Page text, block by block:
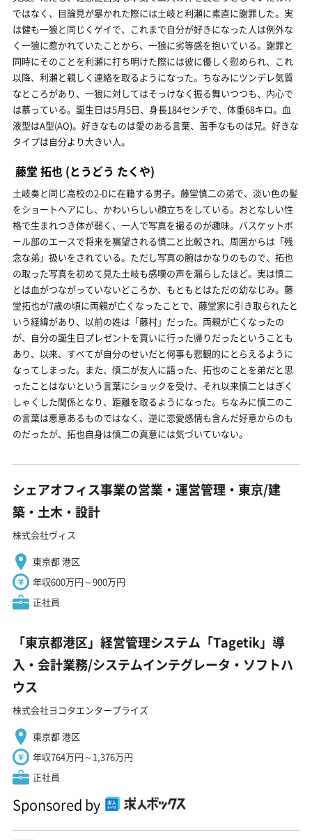
ではなく、目論見が暴かれた際には土岐と利瀬に素直に謝罪した。実
は健も一狼と同じくゲイで、これまで自分が好きになった人は例外な
く一狼に惹かれていたことから、一狼に劣等感を抱いている。謝罪と
同時にそのことを利瀬に打ち明けた際には彼に優しく慰められ、これ
以降、利瀬と親しく連絡を取るようになった。ちなみにツンデレ気質
なところがあり、一狼に対してはそっけなく振る舞いつつも、内心で
は慕っている。誕生日は5月5日、身長184センチで、体重68キロ。血
液型はA型(AO)。好きなものは愛のある言葉、苦手なものは兄。好きな
タイプは自分より大きい人。
藤堂 拓也 (とうどう たくや)
土岐奏と同じ高校の2-Dに在籍する男子。藤堂慎二の弟で、淡い色の髪
をショートヘアにし、かわいらしい顔立ちをしている。おとなしい性
格で生まれつき体が弱く、一人で写真を撮るのが趣味。バスケットボ
ール部のエースで将来を嘱望される慎二と比較され、周囲からは「残
念な弟」扱いをされている。ただし写真の腕はかなりのもので、拓也
の取った写真を初めて見た土岐も感嘆の声を漏らしたほど。実は慎二
とは血がつながっていないどころか、もともとはただの幼なじみ。藤
堂拓也が7歳の頃に両親が亡くなったことで、藤堂家に引き取られたと
いう経緯があり、以前の姓は「藤村」だった。両親が亡くなったの
が、自分の誕生日プレゼントを買いに行った帰りだったということも
あり、以来、すべてが自分のせいだと何事も悲観的にとらえるように
なってしまった。また、慎二が友人に語った、拓也のことを弟だと思
ったことはないという言葉にショックを受け、それ以来慎二とはぎく
しゃくした関係となり、距離を取るようになった。ちなみに慎二のこ
の言葉は悪意あるものではなく、逆に恋愛感情も含んだ好意からのも
のだったが、拓也自身は慎二の真意には気づいていない。
シェアオフィス事業の営業・運営管理・東京/建
築・土木・設計
株式会社ヴィス
東京都 港区
年収600万円～900万円
正社員
「東京都港区」経営管理システム「Tagetik」導
入・会計業務/システムインテグレータ・ソフトハ
ウス
株式会社ヨコタエンタープライズ
東京都 港区
年収764万円～1,376万円
正社員
Sponsored by